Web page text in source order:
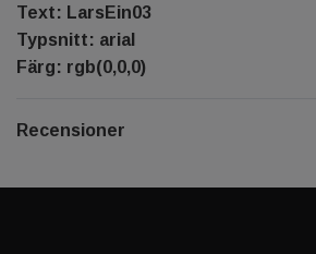
Text: LarsEin03
Typsnitt: arial
Färg: rgb(0,0,0)
Recensioner